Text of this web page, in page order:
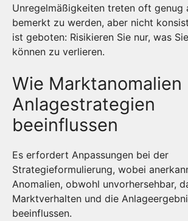
Unregelmäßigkeiten treten oft genug
bemerkt zu werden, aber nicht
ist geboten: Risikieren Sie nur, was
können zu verlieren.
Wie Marktanomalien
Anlagestrategien
beeinflussen
Es erfordert Anpassungen bei der
Strategieformulierung, wobei
Anomalien, obwohl unvorhersehbar,
Marktverhalten und die
beeinflussen.